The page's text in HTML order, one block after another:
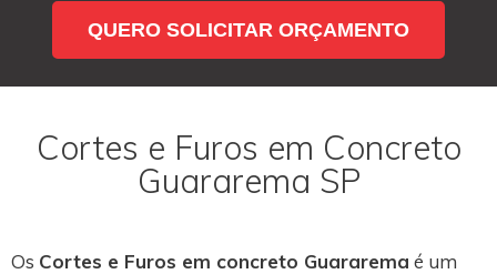
QUERO SOLICITAR ORÇAMENTO
Cortes e Furos em Concreto
Guararema SP
Os Cortes e Furos em concreto Guararema é um